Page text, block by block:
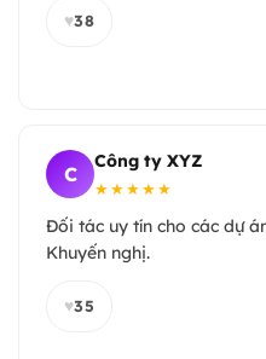
♥38
C
Công ty XYZ
★★★★★
Đối tác uy tín cho các dự
Khuyến nghị.
♥35